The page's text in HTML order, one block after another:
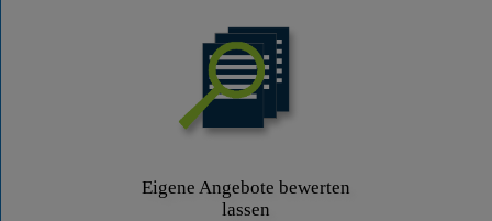
Eigene Angebote bewerten
lassen